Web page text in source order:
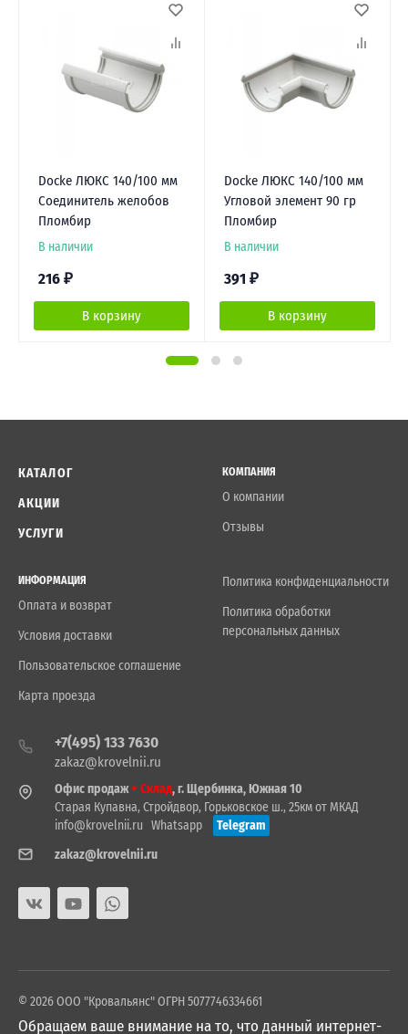
Docke ЛЮКС 140/100 мм
Соединитель желобов
Пломбир
В наличии
216 ₽
В корзину
Docke ЛЮКС 140/100 мм
Угловой элемент 90 гр
Пломбир
В наличии
391 ₽
В корзину
КАТАЛОГ
АКЦИИ
УСЛУГИ
КОМПАНИЯ
О компании
Отзывы
ИНФОРМАЦИЯ
Оплата и возврат
Условия доставки
Пользовательское соглашение
Карта проезда
Политика конфиденциальности
Политика обработки
персональных данных
+7(495) 133 7630
zakaz@krovelnii.ru
Офис продаж+ Склад, г. Щербинка, Южная 10
Старая Купавна, Стройдвор, Горьковское ш., 25км от МКАД
info@krovelnii.ru Whatsapp
Telegram
zakaz@krovelnii.ru
© 2026 ООО "Кровальянс" ОГРН 5077746334661
Обращаем ваше внимание на то, что данный интернет-